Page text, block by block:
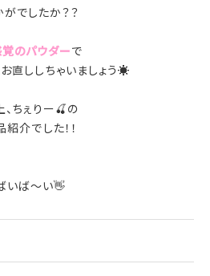
でしたか？？
のパウダーで
直ししちゃいましょう☀
、ちぇりー🍒の
紹介でした！！
いば～い👋